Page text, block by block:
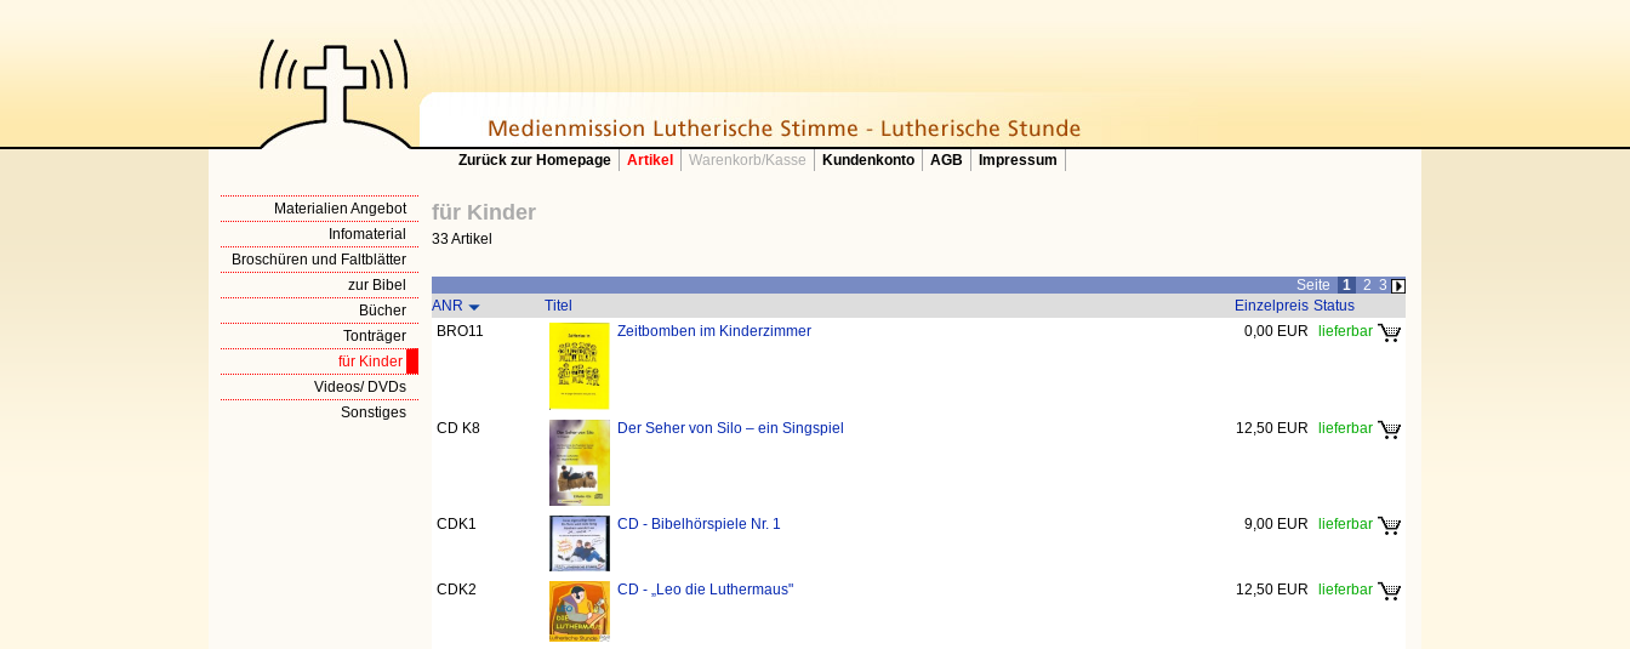
Zurück zur Homepage Artikel Warenkorb/Kasse Kundenkonto AGB Impressum
Materialien Angebot
Infomaterial
Broschüren und Faltblätter
zur Bibel
Bücher
Tonträger
für Kinder
Videos/ DVDs
Sonstiges
für Kinder
33 Artikel
Seite 1 2 3
ANR
Titel Einzelpreis Status
BRO11
Zeitbomben im Kinderzimmer 0,00 EUR lieferbar
CD K8 Der Seher von Silo – ein Singspiel 12,50 EUR lieferbar
CDK1 CD - Bibelhörspiele Nr. 1 9,00 EUR lieferbar
CDK2 CD - „Leo die Luthermaus" 12,50 EUR lieferbar